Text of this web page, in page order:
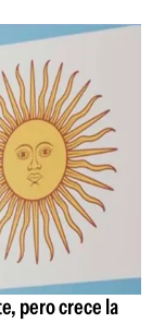
pero crece la